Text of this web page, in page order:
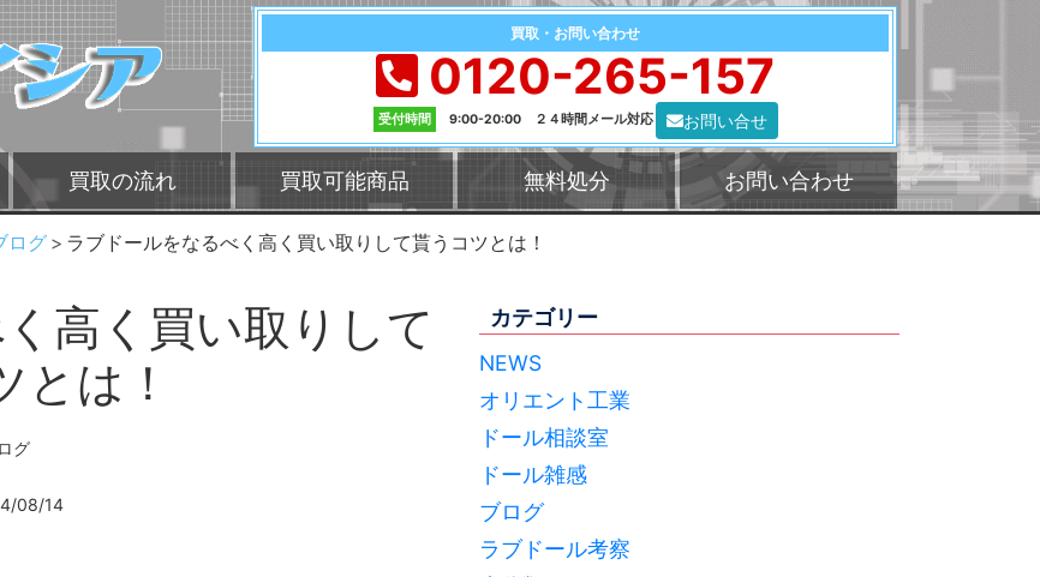
買取・お問い合わせ
0120-265-157
受付時間 9:00-20:00 ２４時間メール対応 お問い合せ
買取の流れ 買取可能商品 無料処分 お問い合わせ
ログ ラブドールをなるべく高く買い取りして貰うコツとは！
高く買い取りして
とは！
グ
08/14
カテゴリー
NEWS
オリエント工業
ドール相談室
ドール雑感
ブログ
ラブドール考察